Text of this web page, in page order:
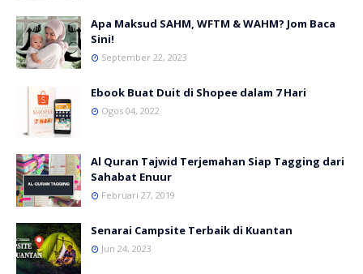
Apa Maksud SAHM, WFTM & WAHM? Jom Baca
Sini!
September 22, 2023
Ebook Buat Duit di Shopee dalam 7 Hari
Ogos 04, 2022
Al Quran Tajwid Terjemahan Siap Tagging dari
Sahabat Enuur
Februari 27, 2019
Senarai Campsite Terbaik di Kuantan
Jun 24, 2023